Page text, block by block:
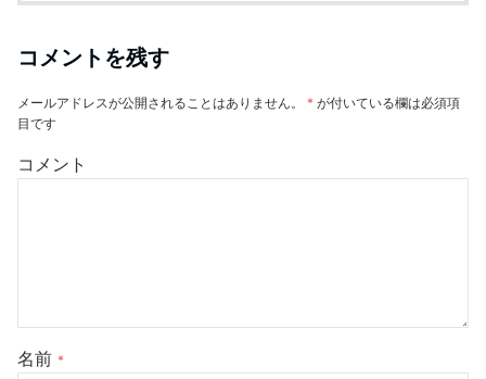
コメントを残す
メールアドレスが公開されることはありません。 * が付いている欄は必須項
目です
コメント
名前 *